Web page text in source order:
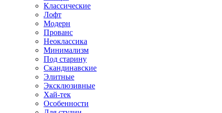
Классические
Лофт
Модерн
Прованс
Неоклассика
Минимализм
Под старину
Скандинавские
Элитные
Эксклюзивные
Хай-тек
Особенности